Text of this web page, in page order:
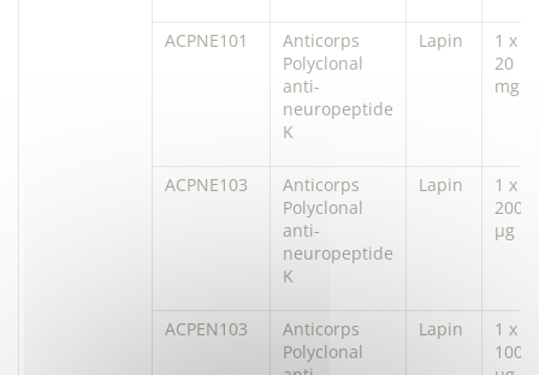
ACPNE101
Anticorps
Polyclonal
anti-
neuropeptide
K
Lapin
1 x
20
mg
ACPNE103
Anticorps
Polyclonal
anti-
neuropeptide
K
Lapin
1 x
200
µg
ACPEN103
Anticorps
Polyclonal
Lapin
1 x
100